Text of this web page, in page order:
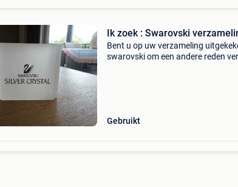
Ik zoek : Swarovski
Bent u op uw verzameling
swarovski om een andere reden
Gebruikt